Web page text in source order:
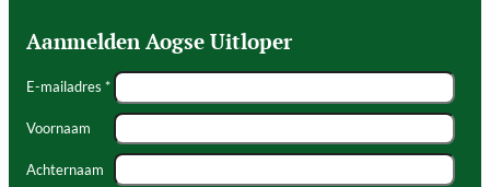
Aanmelden Aogse Uitloper
E-mailadres *
Voornaam
Achternaam